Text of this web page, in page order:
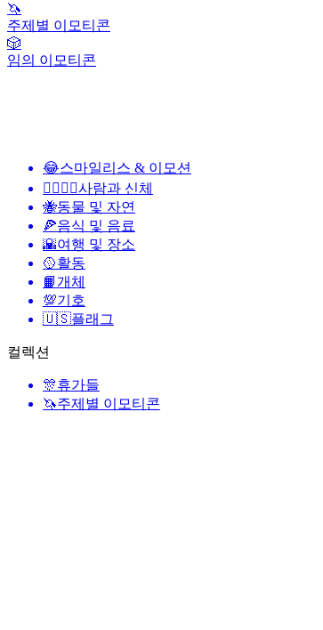
🦄
주제별 이모티콘
🎲
임의 이모티콘
😂스마일리스 & 이모션
👩‍❤️‍💋‍👨사람과 신체
🐝동물 및 자연
🍕음식 및 음료
🌇여행 및 장소
🥎활동
📙개체
💯기호
🇺🇸플래그
컬렉션
🎊휴가들
🦄주제별 이모티콘